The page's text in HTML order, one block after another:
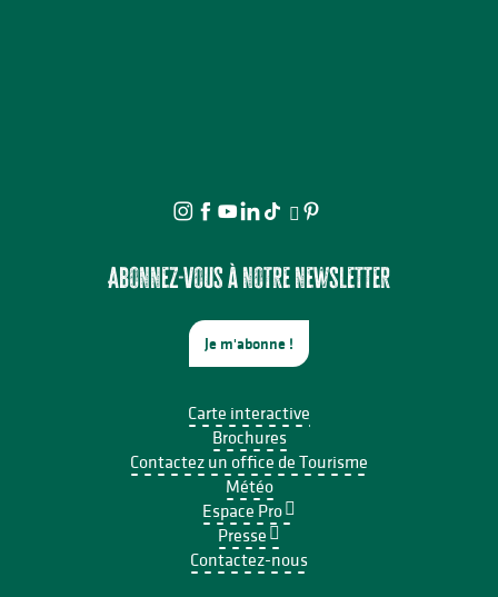
Abonnez-vous à notre newsletter
Je m'abonne !
Carte interactive
Brochures
Contactez un office de Tourisme
Météo
Espace Pro
Presse
Contactez-nous